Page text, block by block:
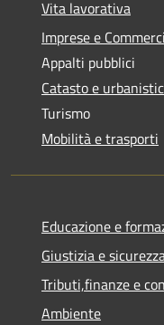
Vita lavorativa
Imprese e
Appalti pubblici
Catasto e
Turismo
Mobilità e trasporti
Educazione e
Giustizia e
Tributi,finanze e
Ambiente